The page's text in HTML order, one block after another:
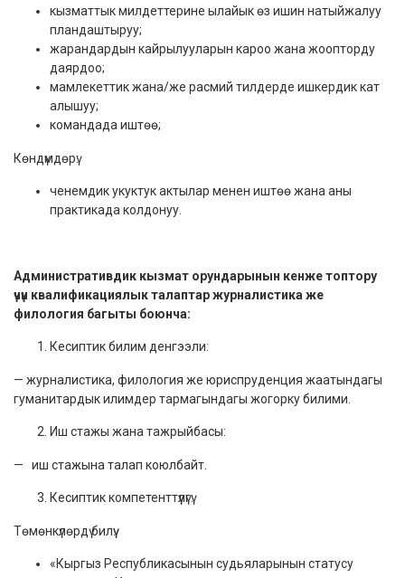
кызматтык милдеттерине ылайык өз ишин натыйжалуу
пландаштыруу;
жарандардын кайрылууларын кароо жана жоопторду
даярдоо;
мамлекеттик жана/же расмий тилдерде ишкердик кат
алышуу;
командада иштөө;
Көндүмдөрү:
ченемдик укуктук актылар менен иштөө жана аны
практикада колдонуу.
Административдик кызмат орундарынын кенже топтору
үчүн квалификациялык талаптар журналистика же
филология багыты боюнча:
Кесиптик билим денгээли:
— журналистика, филология же юриспруденция жаатындагы
гуманитардык илимдер тармагындагы жогорку билими.
Иш стажы жана тажрыйбасы:
— иш стажына талап коюлбайт.
Кесиптик компетенттүүлүгү:
Төмөнкүлөрдү билүү:
«Кыргыз Республикасынын судьяларынын статусу